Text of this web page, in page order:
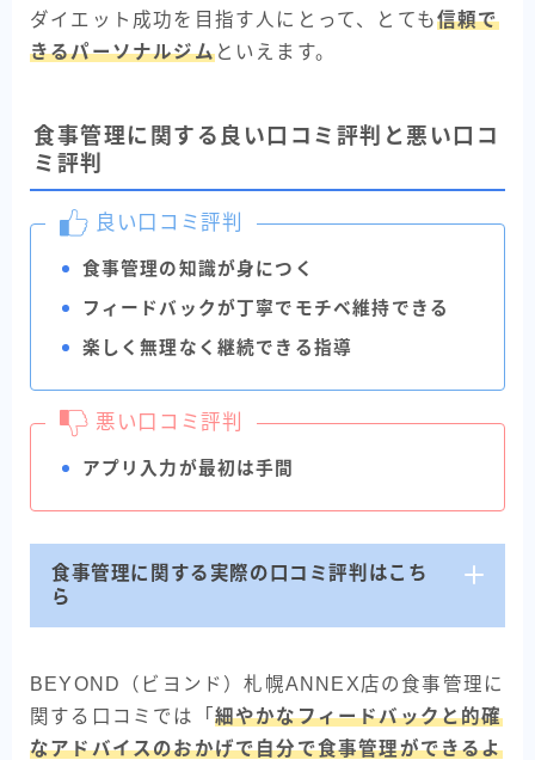
ダイエット成功を目指す人にとって、とても信頼で
きるパーソナルジムといえます。
食事管理に関する良い口コミ評判と悪い口コ
ミ評判
良い口コミ評判
食事管理の知識が身につく
フィードバックが丁寧でモチベ維持できる
楽しく無理なく継続できる指導
悪い口コミ評判
アプリ入力が最初は手間
食事管理に関する実際の口コミ評判はこち
ら
BEYOND（ビヨンド）札幌ANNEX店の食事管理に
関する口コミでは「 細やかなフィードバックと的確
なアドバイスのおかげで自分で食事管理ができるよ